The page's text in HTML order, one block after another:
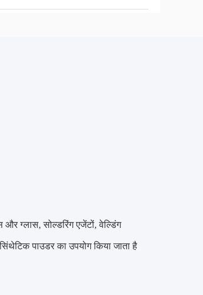
और ग्लास, सोल्डरिंग एजेंटों, वेल्डिंग
पाउडर का उपयोग किया जाता है